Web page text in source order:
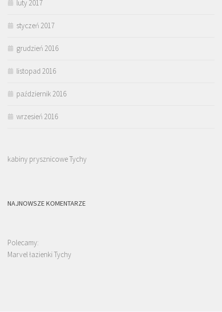
luty 2017
styczeń 2017
grudzień 2016
listopad 2016
październik 2016
wrzesień 2016
kabiny prysznicowe Tychy
NAJNOWSZE KOMENTARZE
Polecamy:
Marvel łazienki Tychy